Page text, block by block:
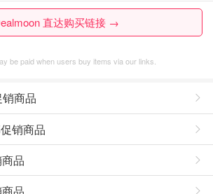
直达购买链接 →
be paid when users buy items via our links.
商品
销商品
品